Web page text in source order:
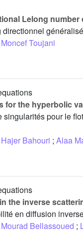
Lelong
directionnel
Moncef Toujani
for the hyperbolic
singularités pour le
Hajer Bahouri ; Alaa
the inverse
en diffusion
Mourad Bellassoued ;